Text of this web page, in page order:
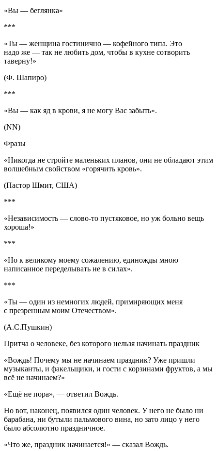
«Вы — беглянка»
***
«Ты — женщина гостинично — кофейного типа. Это
надо же — так не любить дом, чтобы в кухне сотворить
таверну!»
(Ф. Шапиро)
***
«Вы — как яд в крови, я не могу Вас забыть».
(NN)
Фразы
«Никогда не стройте маленьких планов, они не обладают этим
волшебным свойством «горячить кровь».
(Пастор Шмит, США)
***
«Независимость — слово-то пустяковое, но уж больно вещь
хороша!»
***
«Но к великому моему сожалению, единожды мною
написанное переделывать не в силах».
***
«Ты — один из немногих людей, примиряющих меня
с презренным моим Отечеством».
(А.С.Пушкин)
Притча о человеке, без которого нельзя начинать праздник
«Вождь! Почему мы не начинаем праздник? Уже пришли
музыканты, и факельщики, и гости с корзинами фруктов, а мы
всё не начинаем?»
«Ещё не пора», — ответил Вождь.
Но вот, наконец, появился один человек. У него не было ни
барабана, ни бутыли пальмового вина, но зато лицо у него
было абсолютно праздничное.
«Что же, праздник начинается!» — сказал Вождь.